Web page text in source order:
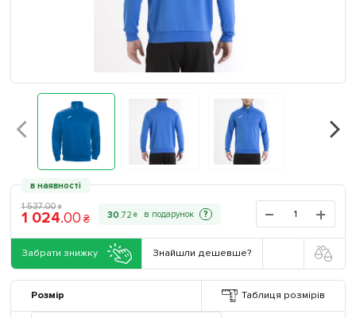
в наявності
1 537.00 ₴
1 024.00 ₴ 30.72 ₴ ?
Забрати знижку Знайшли дешевше?
Розмір Таблиця розмірів